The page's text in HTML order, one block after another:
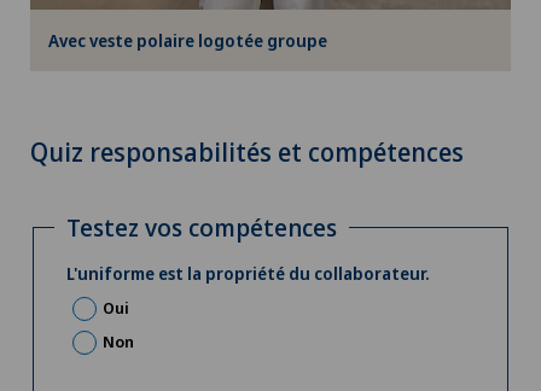
Avec veste polaire logotée groupe
Quiz responsabilités et compétences
Testez vos compétences
L'uniforme est la propriété du collaborateur.
Oui
Non